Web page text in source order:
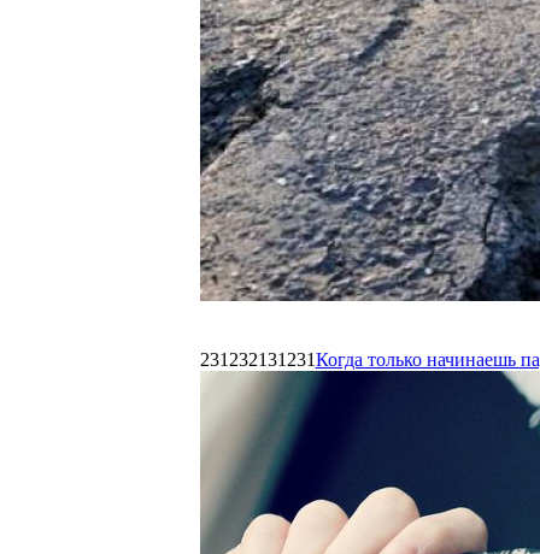
231232131231Когда только начинаешь